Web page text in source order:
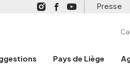
Presse
Pays de Liège